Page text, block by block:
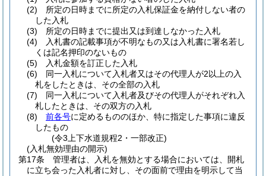
(2)
所定の日時までに所定の入札保証金を納付しない者の
した入札
(3)
所定の日時までに提出又は到達しなかった入札
(4)
入札書の記載事項が不明なもの又は入札書に署名若し
くは記名押印のないもの
(5)
入札金額を訂正した入札
(6)
同一入札について入札者又はその代理人が2以上の入
札をしたときは、その全部の入札
(7)
同一入札について入札者及びその代理人がそれぞれ入
札したときは、その双方の入札
(8)
前各号に定めるもののほか、特に指定した事項に違反
したもの
(令3上下水道規程2・一部改正)
(入札無効理由の開示)
第17条
管理者は、入札を無効とする場合においては、開札
に立ち会った入札者に対し、その面前で理由を明示して当